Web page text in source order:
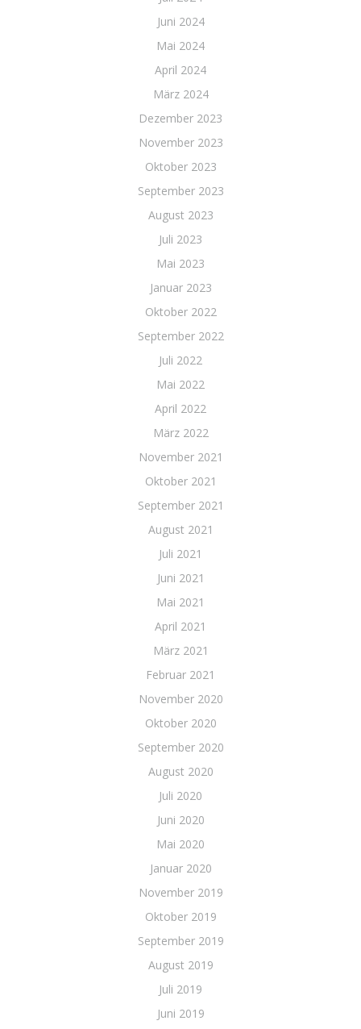
Juni 2024
Mai 2024
April 2024
März 2024
Dezember 2023
November 2023
Oktober 2023
September 2023
August 2023
Juli 2023
Mai 2023
Januar 2023
Oktober 2022
September 2022
Juli 2022
Mai 2022
April 2022
März 2022
November 2021
Oktober 2021
September 2021
August 2021
Juli 2021
Juni 2021
Mai 2021
April 2021
März 2021
Februar 2021
November 2020
Oktober 2020
September 2020
August 2020
Juli 2020
Juni 2020
Mai 2020
Januar 2020
November 2019
Oktober 2019
September 2019
August 2019
Juli 2019
Juni 2019